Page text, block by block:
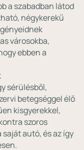
a szabadban látod
négykerekű
városokba,
ebben a
sérülésből,
betegséggel élő
kisgyerekkel,
szoros
autó, és az így